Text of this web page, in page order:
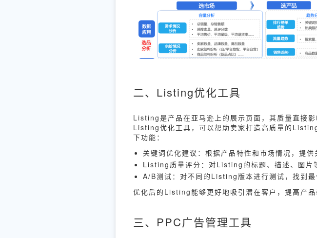
二、Listing优化工具
Listing是产品在亚马逊上的展示页面，其质量直接影
Listing优化工具，可以帮助卖家打造高质量的
下功能：
关键词优化建议：根据产品特性和市场情况，提供
Listing质量评分：对Listing的标题、描述、图片
A/B测试：对不同的Listing版本进行测试，找到最
优化后的Listing能够更好地吸引潜在客户，提高产品
三、PPC广告管理工具